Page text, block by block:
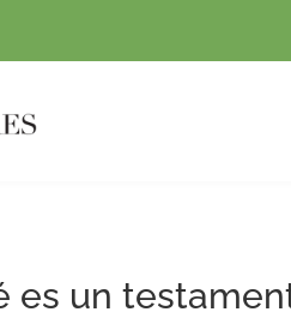
es un